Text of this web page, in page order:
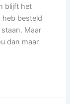
blijft het
heb besteld
Maar
dan maar